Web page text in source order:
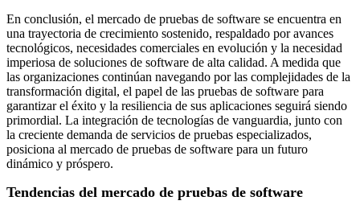
En conclusión, el mercado de pruebas de software se encuentra en
una trayectoria de crecimiento sostenido, respaldado por avances
tecnológicos, necesidades comerciales en evolución y la necesidad
imperiosa de soluciones de software de alta calidad. A medida que
las organizaciones continúan navegando por las complejidades de la
transformación digital, el papel de las pruebas de software para
garantizar el éxito y la resiliencia de sus aplicaciones seguirá siendo
primordial. La integración de tecnologías de vanguardia, junto con
la creciente demanda de servicios de pruebas especializados,
posiciona al mercado de pruebas de software para un futuro
dinámico y próspero.
Tendencias del mercado de pruebas de software